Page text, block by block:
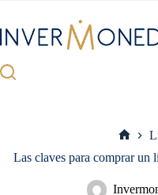
contenido
Las claves para comprar un